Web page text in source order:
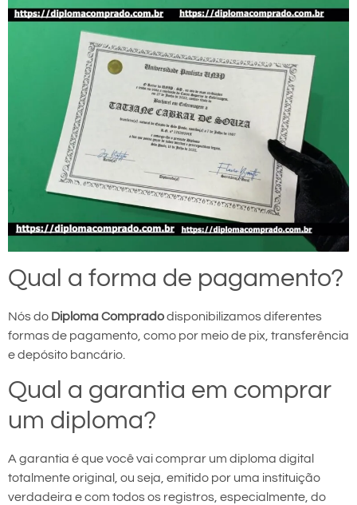
Qual a forma de pagamento?
Nós do Diploma Compradodisponibilizamos diferentes
formas de pagamento, como por meio de pix, transferência
e depósito bancário.
Qual a garantia em comprar
um diploma?
A garantia é que você vai comprar um diploma digital
totalmente original, ou seja, emitido por uma instituição
verdadeira e com todos os registros, especialmente, do